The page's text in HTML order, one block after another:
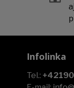
Infolinka
Tel.: